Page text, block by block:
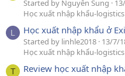
Started by Nguyễn Sung
Học xuất nhập khẩu-logistics
L Học xuất nhập khẩu ở
Started by linhle2018 13/7/
Học xuất nhập khẩu-logistics
T Review học xuất nhập